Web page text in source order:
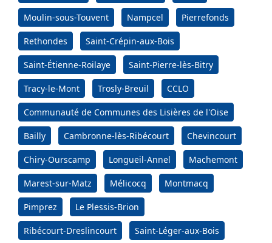
Moulin-sous-Touvent Nampcel Pierrefonds
Rethondes Saint-Crépin-aux-Bois
Saint-Étienne-Roilaye Saint-Pierre-lès-Bitry
Tracy-le-Mont Trosly-Breuil CCLO
Communauté de Communes des Lisières de l'Oise
Bailly Cambronne-lès-Ribécourt Chevincourt
Chiry-Ourscamp Longueil-Annel Machemont
Marest-sur-Matz Mélicocq Montmacq
Pimprez Le Plessis-Brion
Ribécourt-Dreslincourt Saint-Léger-aux-Bois